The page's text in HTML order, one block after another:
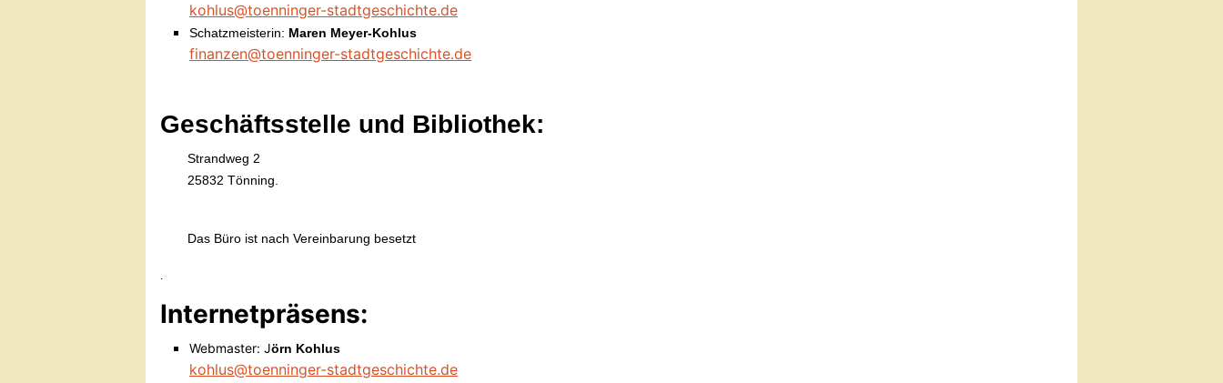
kohlus@toenninger-stadtgeschichte.de
Schatzmeisterin: Maren Meyer-Kohlus
finanzen@toenninger-stadtgeschichte.de
Geschäftsstelle und Bibliothek:
Strandweg 2
25832 Tönning.
Das Büro ist nach Vereinbarung besetzt
.
Internetpräsens:
Webmaster: Jörn Kohlus
kohlus@toenninger-stadtgeschichte.de